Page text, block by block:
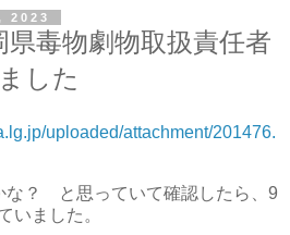
2023
毒物劇物取扱責任者
した
uploaded/attachment/201476.
な？ と思っていて確認したら、9
いました。